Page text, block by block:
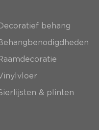
behang
& plinten